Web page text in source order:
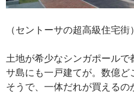
（セントーサの超高級住宅街）
土地が希少なシンガポール
サ島にも一戸建てが。数億
そうで、一体だれが買えるの